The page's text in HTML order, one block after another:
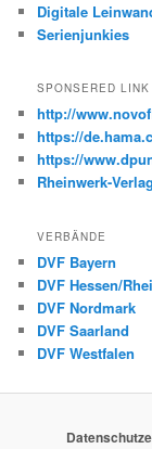
Digitale
Serienjunkies
SPONSERED LINK
http://
https://
https://
Rheinwerk-Verlag
VERBÄNDE
DVF Bayern
DVF Hessen/
DVF Nordmark
DVF Saarland
DVF Westfalen